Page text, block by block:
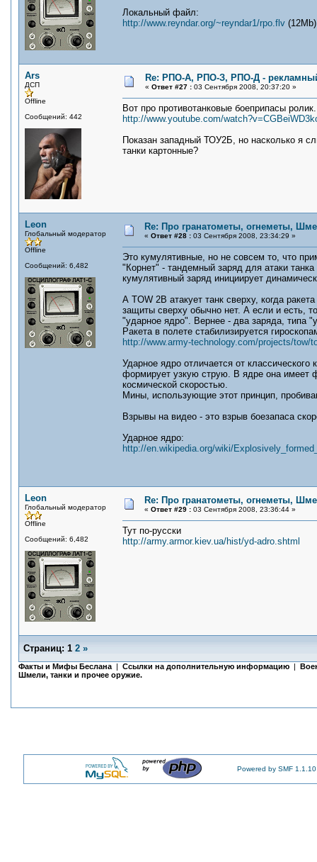
Локальный файл:
http://www.reyndar.org/~reyndar1/rpo.flv (12Mb)
Ars
ДСП
Offline
Сообщений: 442
Re: РПО-А, РПО-З, РПО-Д -
« Ответ #27 : 03 Сентября 2008, 20:37:20 »
Вот про противотанковые боеприпасы
http://www.youtube.com/
Показан западный ТОУ2Б, но насколько я
танки картонные?
Leon
Глобальный модератор
Offline
Сообщений: 6,482
Re: Про гранатометы, огнеметы,
« Ответ #28 : 03 Сентября 2008, 23:34:29 »
Это кумулятивные, но не совсем то, что
"Корнет" - тандемный заряд для атаки
кумулятивный заряд инициирует
А TOW 2B атакует танк сверху, когда
защиты сверху обычно нет. А если и есть,
"ударное ядро". Вернее - два заряда, типа
Ракета в полете стабилизируется
http://www.army-technology.com/projects/tow/
Ударное ядро отличается от
формирует узкую струю. В ядре она
космической скоростью.
Мины, использующие этот принцип,
Взрывы на видео - это взрыв боезапаса
Ударное ядро:
http://en.wikipedia.org/wiki/
Leon
Глобальный модератор
Offline
Сообщений: 6,482
Re: Про гранатометы, огнеметы,
« Ответ #29 : 03 Сентября 2008, 23:36:44 »
Тут по-русски
http://army.armor.kiev.ua/hist/yd-adro.shtml
Страниц: 1 2 »
Факты и Мифы Беслана | Ссылки на дополнительную информацию |
Шмели, танки и прочее оружие.
Powered by SMF 1.1.10